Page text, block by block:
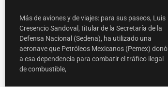
Más de aviones y de viajes: para sus paseos, Luis
Cresencio Sandoval, titular de la Secretaría de la
Defensa Nacional (Sedena), ha utilizado una
aeronave que Petróleos Mexicanos (Pemex) donó
a esa dependencia para combatir el tráfico ilegal
de combustible,